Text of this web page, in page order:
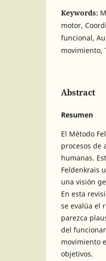
Keywords:
motor,
funcional,
movimiento,
Abstract
Resumen
El Método
procesos de
humanas.
Feldenkrais
una visión
En esta
se evalúa el
parezca
del
movimiento
objetivos.